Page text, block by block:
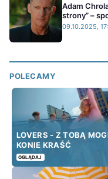
Adam
strony” –
09.10.2025,
POLECAMY
LOVERS - Z TOBĄ
KONIE KRAŚĆ
OGLĄDAJ